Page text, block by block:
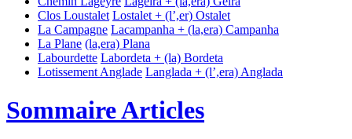
Clos Loustalet Lostalet + (l’,er) Ostalet
La Campagne Lacampanha + (la,era) Campanha
La Plane (la,era) Plana
Labourdette Labordeta + (la) Bordeta
Lotissement Anglade Langlada + (l’,era) Anglada
Sommaire Articles